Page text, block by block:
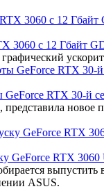
3060 с 12 Гбайт
RTX 30-й
новое
GeForce RTX
ASUS.